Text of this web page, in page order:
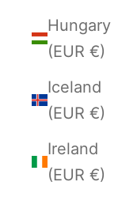
Hungary
(EUR €)
Iceland
(EUR €)
Ireland
(EUR €)